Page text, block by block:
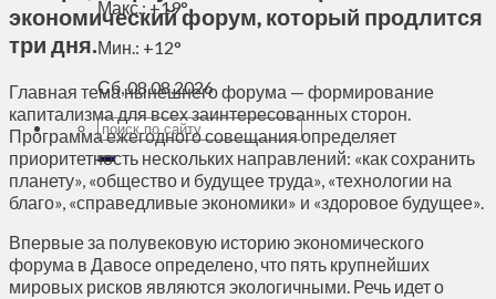
Макс.: +19°
Мин.: +12°
Сб, 08.08.2026
экономический форум, который продлится
три дня.
Главная тема нынешнего форума — формирование
капитализма для всех заинтересованных сторон.
Программа ежегодного совещания определяет
приоритетность нескольких направлений: «как сохранить
планету», «общество и будущее труда», «технологии на
благо», «справедливые экономики» и «здоровое будущее».
Впервые за полувековую историю экономического
форума в Давосе определено, что пять крупнейших
мировых рисков являются экологичными. Речь идет о